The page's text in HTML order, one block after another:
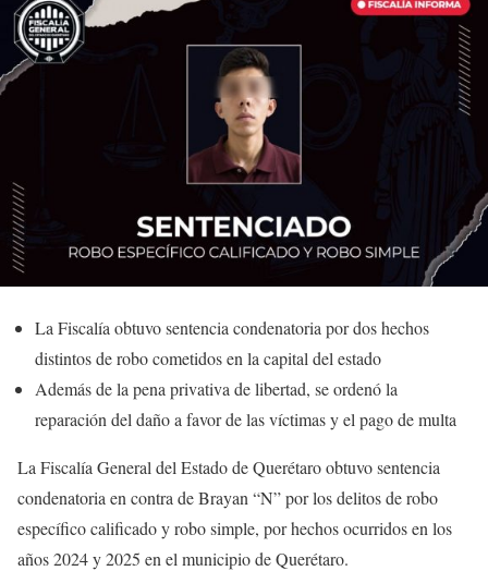
La Fiscalía obtuvo sentencia condenatoria por dos hechos
distintos de robo cometidos en la capital del estado
Además de la pena privativa de libertad, se ordenó la
reparación del daño a favor de las víctimas y el pago de multa
La Fiscalía General del Estado de Querétaro obtuvo sentencia
condenatoria en contra de Brayan “N” por los delitos de robo
específico calificado y robo simple, por hechos ocurridos en los
años 2024 y 2025 en el municipio de Querétaro.